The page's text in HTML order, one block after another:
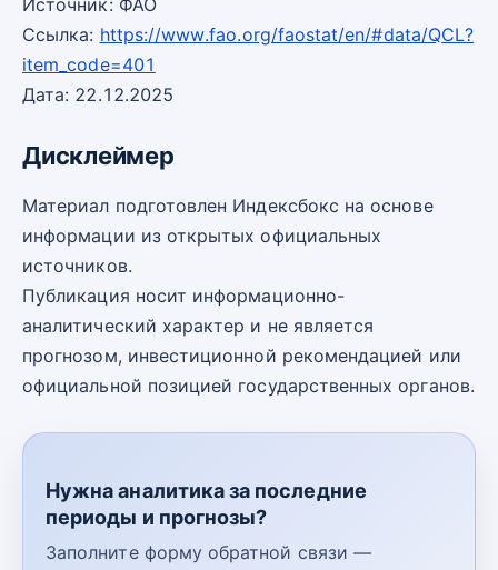
Источник: ФАО
Ссылка: https://www.fao.org/faostat/en/#data/QCL?
item_code=401
Дата: 22.12.2025
Дисклеймер
Материал подготовлен Индексбокс на основе
информации из открытых официальных
источников.
Публикация носит информационно-
аналитический характер и не является
прогнозом, инвестиционной рекомендацией или
официальной позицией государственных органов.
Нужна аналитика за последние
периоды и прогнозы?
Заполните форму обратной связи —